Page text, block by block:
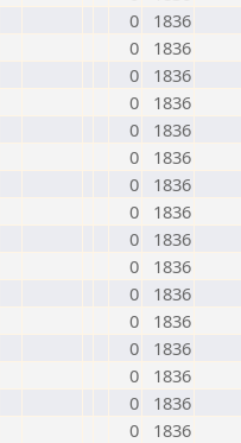
0
1836
0
1836
0
1836
0
1836
0
1836
0
1836
0
1836
0
1836
0
1836
0
1836
0
1836
0
1836
0
1836
0
1836
0
1836
0
1836